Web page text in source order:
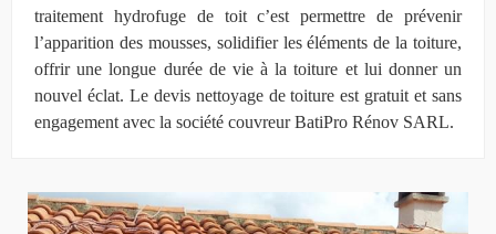
traitement hydrofuge de toit c’est permettre de prévenir
l’apparition des mousses, solidifier les éléments de la toiture,
offrir une longue durée de vie à la toiture et lui donner un
nouvel éclat. Le devis nettoyage de toiture est gratuit et sans
engagement avec la société couvreur BatiPro Rénov SARL.